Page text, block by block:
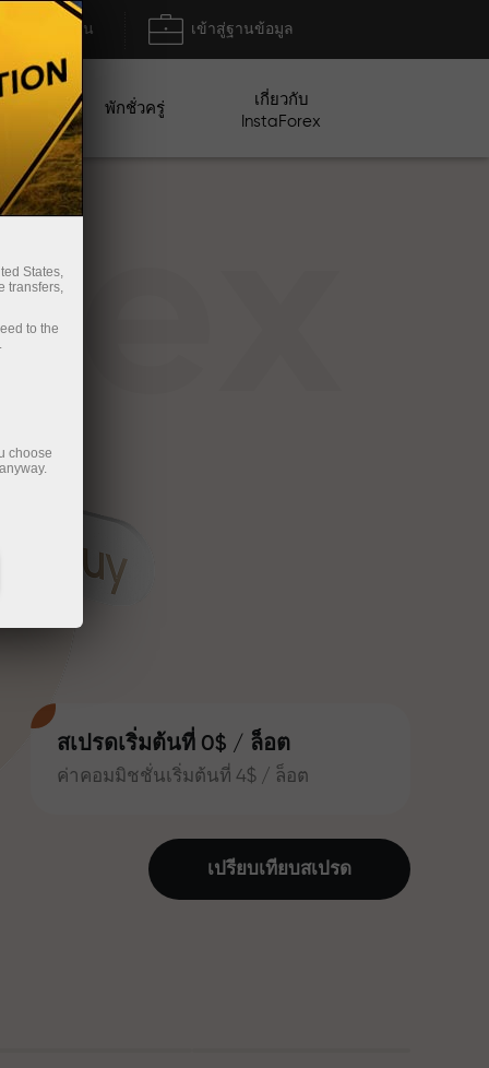
ฝาก/ถอน เข้าสู่ฐานข้อมูล
พักชั่วครู่
เกี่ยวกับ
InstaForex
สเปรดเริ่มต้นที่ 0$ / ล็อต
ค่าคอมมิชชั่นเริ่มต้นที่ 4$ / ล็อต
เปรียบเทียบสเปรด
States,
transfers,
to the
choose